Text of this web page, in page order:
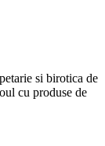
si birotica de
cu produse de